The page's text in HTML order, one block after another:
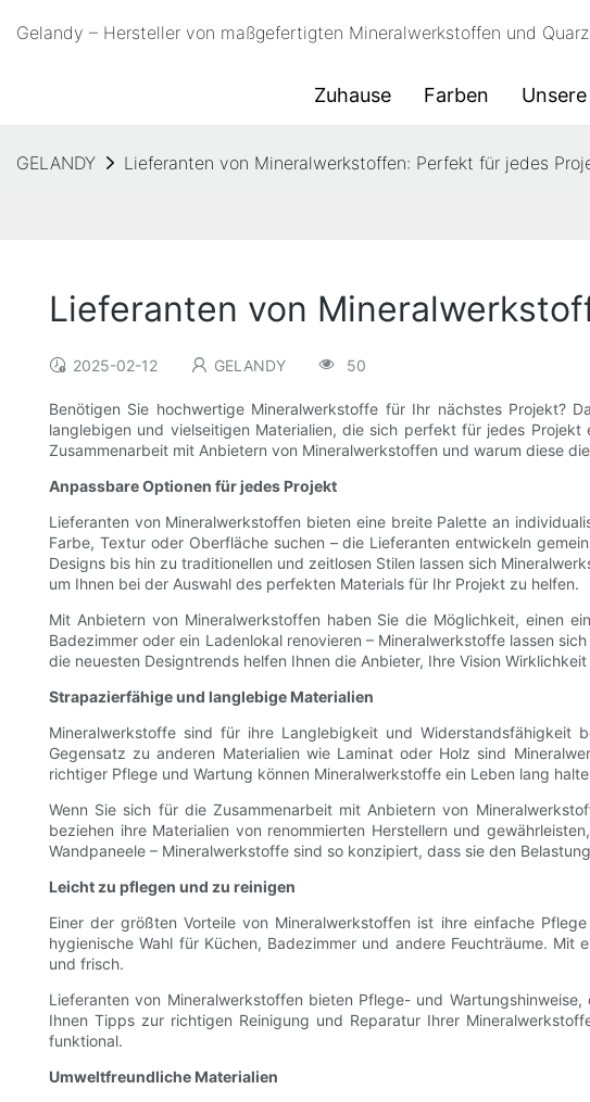
Gelandy – Hersteller von maßgefertigten Mineralwerkstoffen und
Zuhause Farben
GELANDY Lieferanten von Mineralwerkstoffen: Perfekt für jedes
Lieferanten von
2025-02-12 GELANDY 50
Benötigen Sie hochwertige Mineralwerkstoffe für Ihr nächstes Projekt?
langlebigen und vielseitigen Materialien, die sich perfekt für jedes
Zusammenarbeit mit Anbietern von Mineralwerkstoffen und warum diese
Anpassbare Optionen für jedes Projekt
Lieferanten von Mineralwerkstoffen bieten eine breite Palette an
Farbe, Textur oder Oberfläche suchen – die Lieferanten entwickeln
Designs bis hin zu traditionellen und zeitlosen Stilen lassen sich
um Ihnen bei der Auswahl des perfekten Materials für Ihr Projekt zu helfen.
Mit Anbietern von Mineralwerkstoffen haben Sie die Möglichkeit, einen
Badezimmer oder ein Ladenlokal renovieren – Mineralwerkstoffe lassen
die neuesten Designtrends helfen Ihnen die Anbieter, Ihre Vision
Strapazierfähige und langlebige Materialien
Mineralwerkstoffe sind für ihre Langlebigkeit und
Gegensatz zu anderen Materialien wie Laminat oder Holz sind
richtiger Pflege und Wartung können Mineralwerkstoffe ein Leben lang
Wenn Sie sich für die Zusammenarbeit mit Anbietern von
beziehen ihre Materialien von renommierten Herstellern und
Wandpaneele – Mineralwerkstoffe sind so konzipiert, dass sie den
Leicht zu pflegen und zu reinigen
Einer der größten Vorteile von Mineralwerkstoffen ist ihre einfache
hygienische Wahl für Küchen, Badezimmer und andere Feuchträume.
und frisch.
Lieferanten von Mineralwerkstoffen bieten Pflege- und
Ihnen Tipps zur richtigen Reinigung und Reparatur Ihrer
funktional.
Umweltfreundliche Materialien